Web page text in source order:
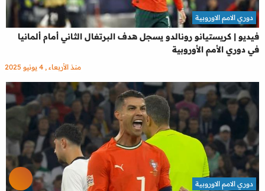
فيديو | كريستيانو رونالدو يسجل هدف البرتغال الثاني أمام ألمانيا
في دوري الأمم الأوروبية
دوري الامم الاوروبية
منذ الأربعاء , 4 يونيو 2025
دوري الامم الاوروبية